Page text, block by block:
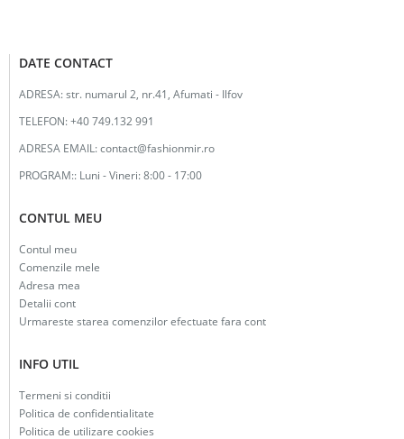
DATE CONTACT
ADRESA:str. numarul 2, nr.41, Afumati - Ilfov
TELEFON:+40 749.132 991
ADRESA EMAIL:contact@fashionmir.ro
PROGRAM:: Luni - Vineri: 8:00 - 17:00
CONTUL MEU
Contul meu
Comenzile mele
Adresa mea
Detalii cont
Urmareste starea comenzilor efectuate fara cont
INFO UTIL
Termeni si conditii
Politica de confidentialitate
Politica de utilizare cookies